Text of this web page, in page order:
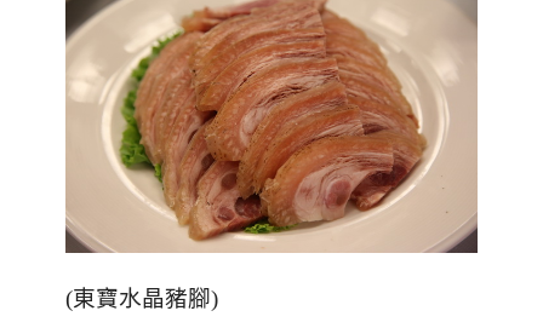
(東寶水晶豬腳)